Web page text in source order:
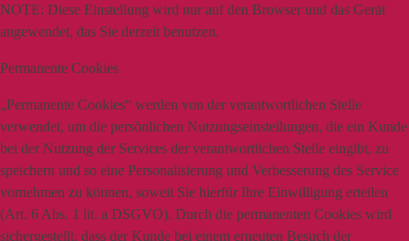
NOTE: Diese Einstellung wird nur auf den Browser und das Gerät
angewendet, das Sie derzeit benutzen.
Permanente Cookies
„Permanente Cookies“ werden von der verantwortlichen Stelle
verwendet, um die persönlichen Nutzungseinstellungen, die ein Kunde
bei der Nutzung der Services der verantwortlichen Stelle eingibt, zu
speichern und so eine Personalisierung und Verbesserung des Service
vornehmen zu können, soweit Sie hierfür Ihre Einwilligung erteilen
(Art. 6 Abs. 1 lit. a DSGVO). Durch die permanenten Cookies wird
sichergestellt, dass der Kunde bei einem erneuten Besuch der